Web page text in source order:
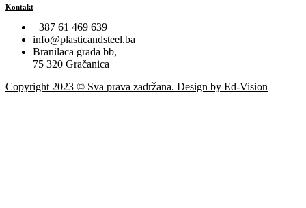
Kontakt
+387 61 469 639
info@plasticandsteel.ba
Branilaca grada bb,
75 320 Gračanica
Copyright 2023 © Sva prava zadržana. Design by Ed-Vision